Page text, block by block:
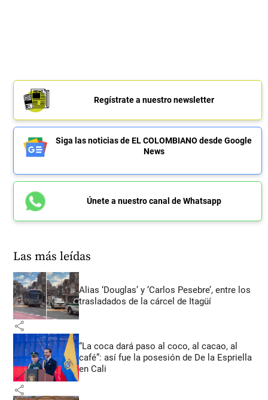
Regístrate a nuestro newsletter
Siga las noticias de EL COLOMBIANO desde Google
News
Únete a nuestro canal de Whatsapp
Las más leídas
Alias ‘Douglas’ y ‘Carlos Pesebre’, entre los
trasladados de la cárcel de Itagüí
share
“La coca dará paso al coco, al cacao, al
café”: así fue la posesión de De la Espriella
en Cali
share